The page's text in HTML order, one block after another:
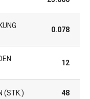
(
0.078
12
(STK.) 48